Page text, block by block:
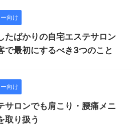
向け
たばかりの自宅エステサロン
で最初にするべき3つのこと
向け
サロンでも肩こり・腰痛メニ
取り扱う